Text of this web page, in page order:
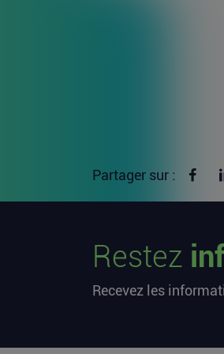
Partager sur :
Restez
Recevez les